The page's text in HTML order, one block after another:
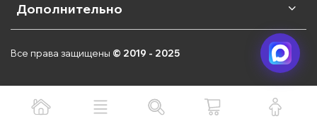
Дополнительно
Все права защищены © 2019 - 2025